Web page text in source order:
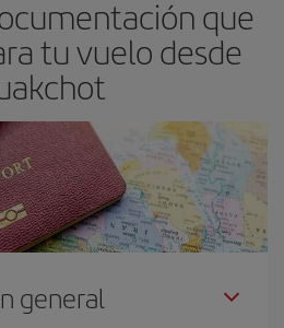
Además, sobre todo si estás
de fin de semana,cuanto antes
encontrarás.
que
tu vuelo desde
general